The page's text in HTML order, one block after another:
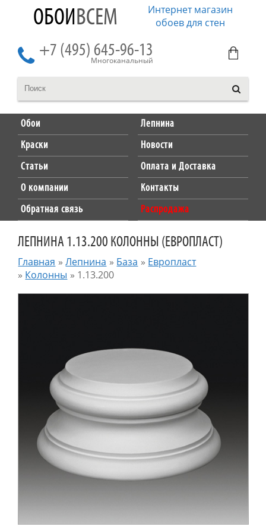
ОБОИВСЕМ
Интернет магазин
обоев для стен
+7 (495) 645-96-13
Многоканальный
Обои
Лепнина
Краски
Новости
Статьи
Оплата и Доставка
О компании
Контакты
Обратная связь
Распродажа
ЛЕПНИНА 1.13.200 КОЛОННЫ (ЕВРОПЛАСТ)
Главная »Лепнина » База » Европласт
» Колонны » 1.13.200